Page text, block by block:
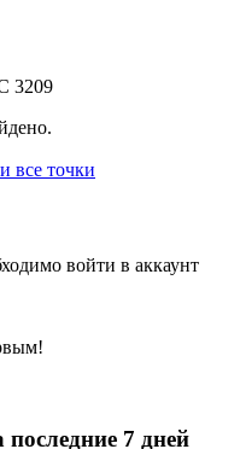
3209
все точки
войти в аккаунт
7 дней